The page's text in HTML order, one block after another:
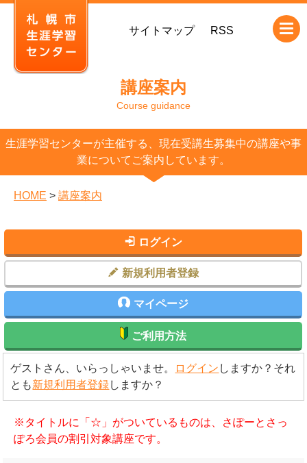
サイトマップ RSS
講座案内
Course guidance
生涯学習センターが主催する、現在受講生募集中の講座や事
業についてご案内しています。
HOME > 講座案内
ゲストさん、いらっしゃいませ。 ログイン しますか？それ
とも新規利用者登録しますか？
※タイトルに「☆」がついているものは、さぽーとさっ
ぽろ会員の割引対象講座です。
ログイン
新規利用者登録
マイページ
ご利用方法